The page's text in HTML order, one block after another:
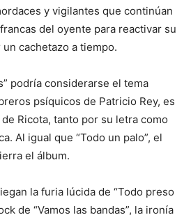
y vigilantes que continúan
del oyente para reactivar su
cachetazo a tiempo.
podría considerarse el tema
psíquicos de Patricio Rey, es
Ricota, tanto por su letra como
Al igual que “Todo un palo”, el
el álbum.
la furia lúcida de “Todo preso
de “Vamos las bandas”, la ironía